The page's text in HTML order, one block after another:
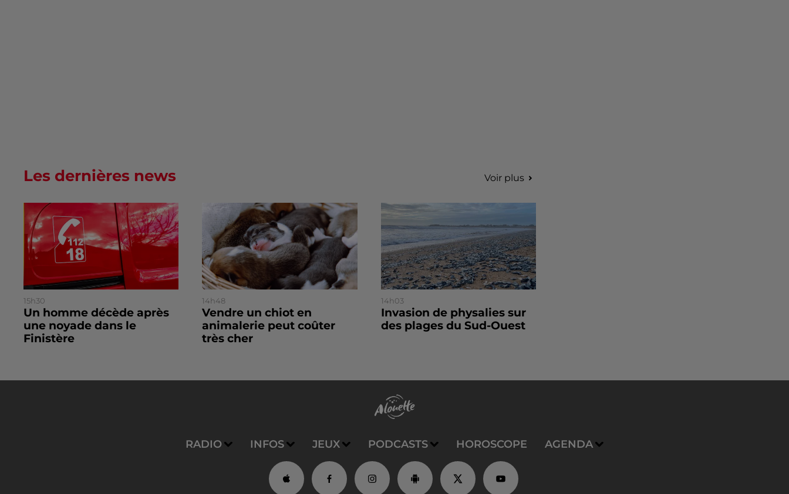
Les dernières news Voir plus
15h30
Un homme décède après
une noyade dans le
Finistère
14h48
Vendre un chiot en
animalerie peut coûter
très cher
14h03
Invasion de physalies sur
des plages du Sud-Ouest
RADIO INFOS JEUX PODCASTS HOROSCOPE AGENDA